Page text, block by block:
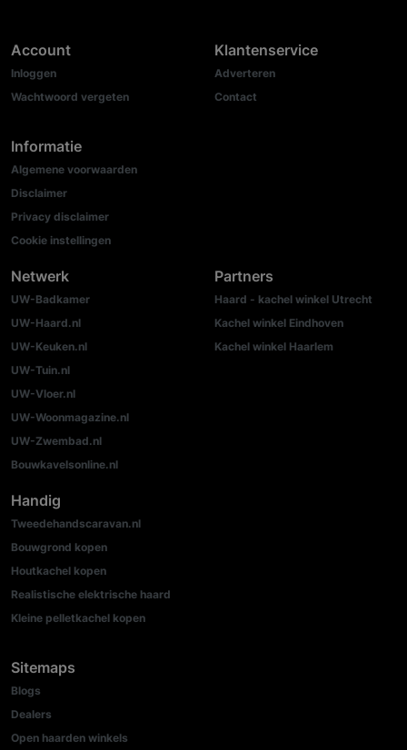
Account
Inloggen
Wachtwoord vergeten
Informatie
Algemene voorwaarden
Disclaimer
Privacy disclaimer
Cookie instellingen
Klantenservice
Adverteren
Contact
Netwerk
UW-Badkamer
UW-Haard.nl
UW-Keuken.nl
UW-Tuin.nl
UW-Vloer.nl
UW-Woonmagazine.nl
UW-Zwembad.nl
Bouwkavelsonline.nl
Partners
Haard - kachel winkel Utrecht
Kachel winkel Eindhoven
Kachel winkel Haarlem
Handig
Tweedehandscaravan.nl
Bouwgrond kopen
Houtkachel kopen
Realistische elektrische haard
Kleine pelletkachel kopen
Sitemaps
Blogs
Dealers
Open haarden winkels